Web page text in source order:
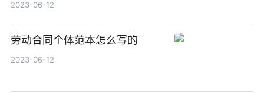
2023-06-12
劳动合同个体范本怎么写的
2023-06-12